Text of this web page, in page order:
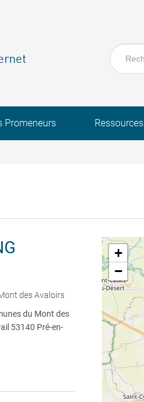
Promeneurs Ressources
des Avaloirs
du Mont des
53140 Pré-en-
+
−